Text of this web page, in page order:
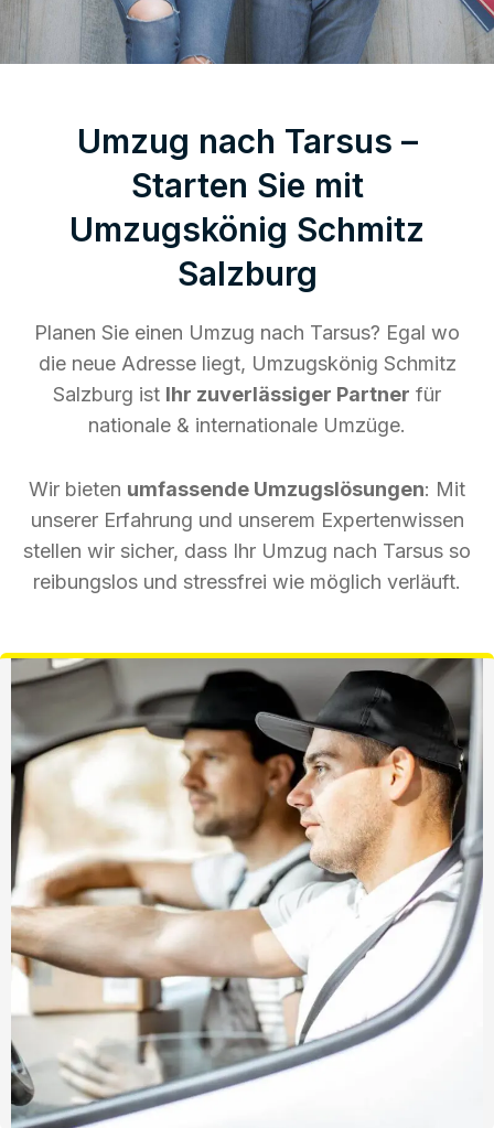
Umzug nach Tarsus –
Starten Sie mit
Umzugskönig Schmitz
Salzburg
Planen Sie einen Umzug nach Tarsus? Egal wo
die neue Adresse liegt, Umzugskönig Schmitz
Salzburg ist Ihr zuverlässiger Partner für
nationale & internationale Umzüge.
Wir bieten umfassende Umzugslösungen: Mit
unserer Erfahrung und unserem Expertenwissen
stellen wir sicher, dass Ihr Umzug nach Tarsus so
reibungslos und stressfrei wie möglich verläuft.